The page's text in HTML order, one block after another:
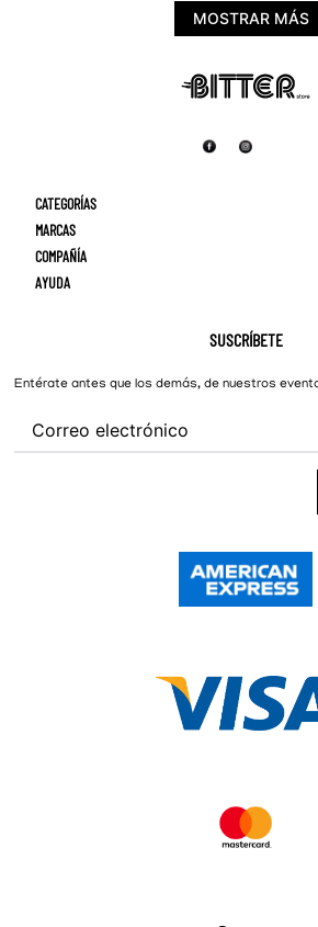
MOSTRAR MÁS
CATEGORÍAS
MARCAS
Adidas
Reebok
COMPAÑÍA
Quiénes Somos
AYUDA
SUSCRÍBETE
Entérate antes que los demás, de nuestros